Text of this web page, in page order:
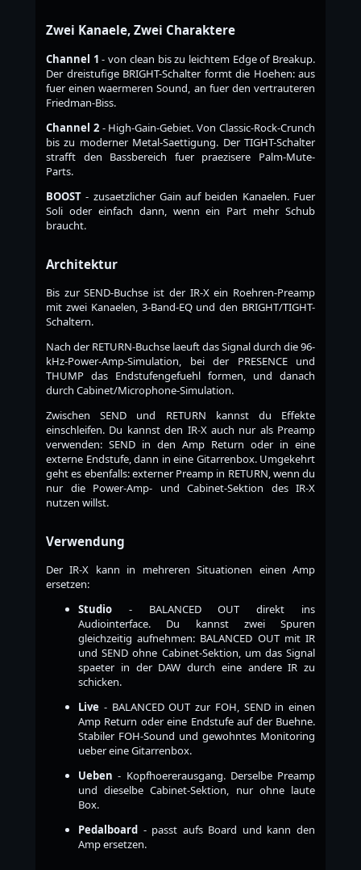
Zwei Kanaele, Zwei Charaktere
Channel 1 - von clean bis zu leichtem Edge of Breakup.
Der dreistufige BRIGHT-Schalter formt die Hoehen: aus
fuer einen waermeren Sound, an fuer den vertrauteren
Friedman-Biss.
Channel 2- High-Gain-Gebiet. Von Classic-Rock-Crunch
bis zu moderner Metal-Saettigung. Der TIGHT-Schalter
strafft den Bassbereich fuer praezisere Palm-Mute-
Parts.
BOOST - zusaetzlicher Gain auf beiden Kanaelen. Fuer
Soli oder einfach dann, wenn ein Part mehr Schub
braucht.
Architektur
Bis zur SEND-Buchse ist der IR-X ein Roehren-Preamp
mit zwei Kanaelen, 3-Band-EQ und den BRIGHT/TIGHT-
Schaltern.
Nach der RETURN-Buchse laeuft das Signal durch die 96-
kHz-Power-Amp-Simulation, bei der PRESENCE und
THUMP das Endstufengefuehl formen, und danach
durch Cabinet/Microphone-Simulation.
Zwischen SEND und RETURN kannst du Effekte
einschleifen. Du kannst den IR-X auch nur als Preamp
verwenden: SEND in den Amp Return oder in eine
externe Endstufe, dann in eine Gitarrenbox. Umgekehrt
geht es ebenfalls: externer Preamp in RETURN, wenn du
nur die Power-Amp- und Cabinet-Sektion des IR-X
nutzen willst.
Verwendung
Der IR-X kann in mehreren Situationen einen Amp
ersetzen:
Studio - BALANCED OUT direkt ins
Audiointerface. Du kannst zwei Spuren
gleichzeitig aufnehmen: BALANCED OUT mit IR
und SEND ohne Cabinet-Sektion, um das Signal
spaeter in der DAW durch eine andere IR zu
schicken.
Live - BALANCED OUT zur FOH, SEND in einen
Amp Return oder eine Endstufe auf der Buehne.
Stabiler FOH-Sound und gewohntes Monitoring
ueber eine Gitarrenbox.
Ueben - Kopfhoererausgang. Derselbe Preamp
und dieselbe Cabinet-Sektion, nur ohne laute
Box.
Pedalboard - passt aufs Board und kann den
Amp ersetzen.